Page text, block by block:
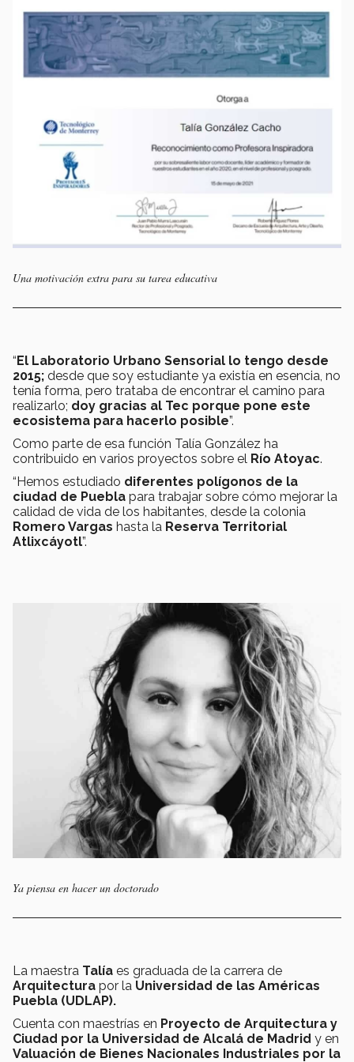
Una motivación extra para su tarea educativa
“El Laboratorio Urbano Sensorial lo tengo desde
2015; desde que soy estudiante ya existía en esencia, no
tenía forma, pero trataba de encontrar el camino para
realizarlo; doy gracias al Tec porque pone este
ecosistema para hacerlo posible”.
Como parte de esa función Talía González ha
contribuido en varios proyectos sobre el Río Atoyac.
“Hemos estudiado diferentes polígonos de la
ciudad de Puebla para trabajar sobre cómo mejorar la
calidad de vida de los habitantes, desde la colonia
Romero Vargas hasta la Reserva Territorial
Atlixcáyotl”.
Ya piensa en hacer un doctorado
La maestra Talía es graduada de la carrera de
Arquitectura por la Universidad de las Américas
Puebla (UDLAP).
Cuenta con maestrías en Proyecto de Arquitectura y
Ciudad por la Universidad de Alcalá de Madrid y en
Valuación de Bienes Nacionales Industriales por la